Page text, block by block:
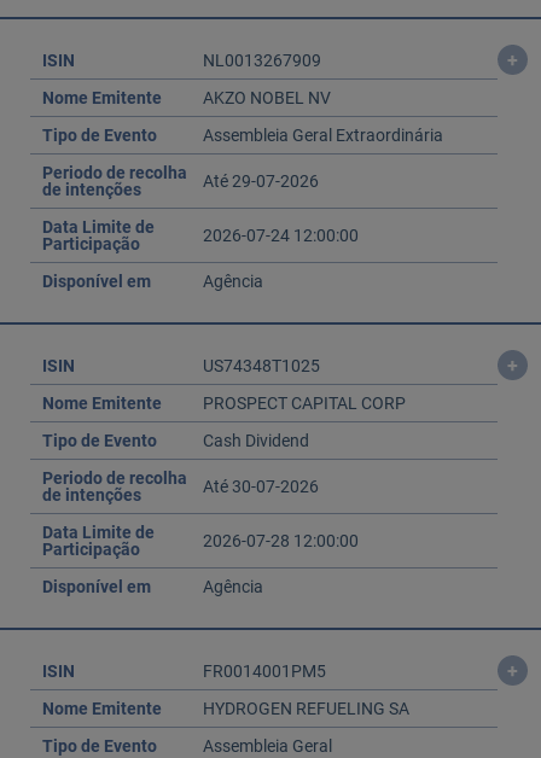
ISIN NL0013267909 +
Nome Emitente
AKZO NOBEL NV
Tipo de Evento
Assembleia Geral Extraordinária
Periodo de recolha
de intenções
Até 29-07-2026
Data Limite de
Participação
2026-07-24 12:00:00
Disponível em Agência
ISIN US74348T1025 +
Nome Emitente
PROSPECT CAPITAL CORP
Tipo de Evento
Cash Dividend
Periodo de recolha
de intenções
Até 30-07-2026
Data Limite de
Participação
2026-07-28 12:00:00
Disponível em Agência
ISIN FR0014001PM5 +
Nome Emitente
HYDROGEN REFUELING SA
Tipo de Evento
Assembleia Geral